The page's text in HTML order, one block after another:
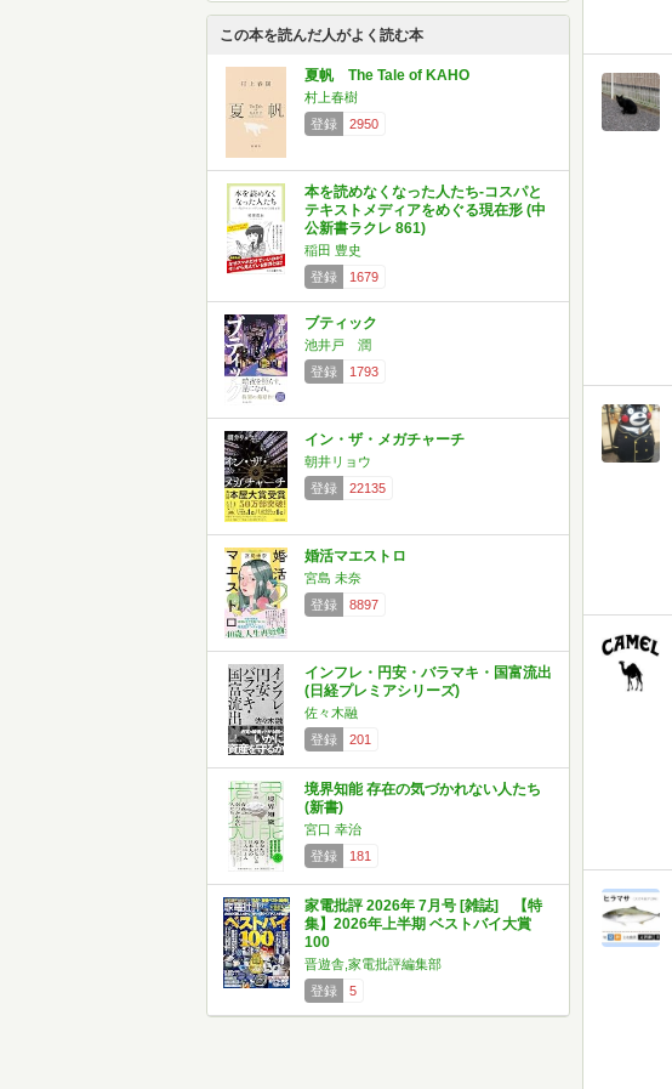
この本を読んだ人がよく読む本
夏帆 The Tale of KAHO
村上春樹
登録
2950
本を読めなくなった人たち-コスパと
テキストメディアをめぐる現在形 (中
公新書ラクレ 861)
稲田 豊史
登録
1679
ブティック
池井戸 潤
登録
1793
イン・ザ・メガチャーチ
朝井リョウ
登録
22135
婚活マエストロ
宮島 未奈
登録
8897
インフレ・円安・バラマキ・国富流出
(日経プレミアシリーズ)
佐々木融
登録
201
境界知能 存在の気づかれない人たち
(新書)
宮口 幸治
登録
181
家電批評 2026年 7月号 [雑誌] 【特
集】2026年上半期 ベストバイ大賞
100
晋遊舎,家電批評編集部
登録
5